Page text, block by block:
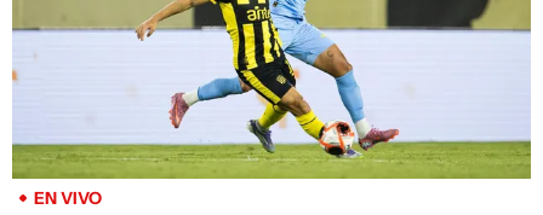
EN VIVO